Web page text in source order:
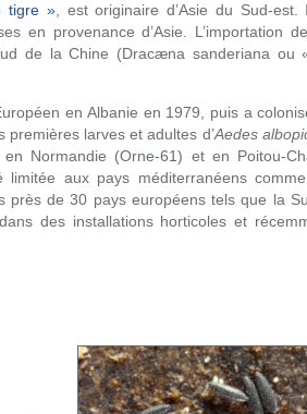
tigre », est originaire d’Asie du Sud-est.
en provenance d’Asie. L’importation
de la Chine (Dracæna sanderiana ou
en Albanie en 1979, puis a
larves et adultes d’Aedes
Normandie (Orne-61) et en Poitou-
aux pays méditerranéens comme
près de 30 pays européens tels que la
des installations horticoles et